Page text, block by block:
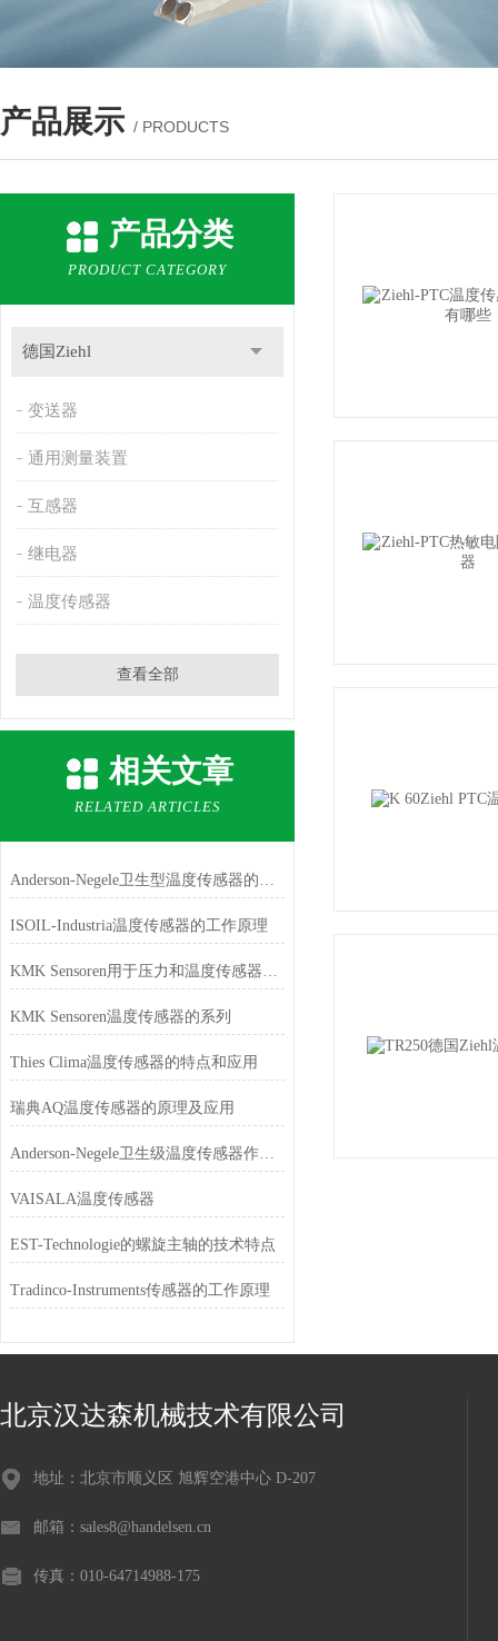
产品展示 / PRODUCTS
产品分类
PRODUCT CATEGORY
德国Ziehl
变送器
通用测量装置
互感器
继电器
温度传感器
查看全部
相关文章
RELATED ARTICLES
Anderson-Negele卫生型温度传感器的特点
ISOIL-Industria温度传感器的工作原理
KMK Sensoren用于压力和温度传感器的放大器
KMK Sensoren温度传感器的系列
Thies Clima温度传感器的特点和应用
瑞典AQ温度传感器的原理及应用
Anderson-Negele卫生级温度传感器作用有哪些
VAISALA温度传感器
EST-Technologie的螺旋主轴的技术特点
Tradinco-Instruments传感器的工作原理
北京汉达森机械技术有限公司
地址：北京市顺义区 旭辉空港中心 D-207
邮箱：sales8@handelsen.cn
传真：010-64714988-175